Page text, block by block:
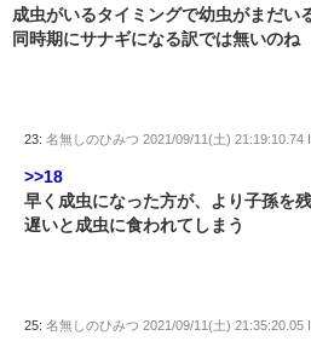
成虫がいるタイミングで幼虫がまだい
同時期にサナギになる訳では無いのね
23: 名無しのひみつ 2021/09/11(土) 21:19:10.74
>>18
早く成虫になった方が、より子孫を
遅いと成虫に食われてしまう
25: 名無しのひみつ 2021/09/11(土) 21:35:20.05